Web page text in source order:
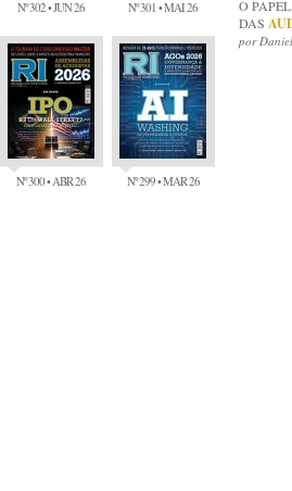
Nº 302 • JUN 26 Nº 301 • MAI 26
Nº 300 • ABR 26 Nº 299 • MAR 26
O
DAS
por